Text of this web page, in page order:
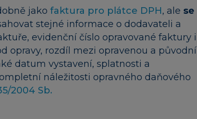
jako faktura pro plátce DPH, ale se
stejné informace o dodavateli a
evidenční číslo opravované faktury i
opravy, rozdíl mezi opravenou a původní
datum vystavení, splatnosti a
náležitosti opravného daňového
2004 Sb.